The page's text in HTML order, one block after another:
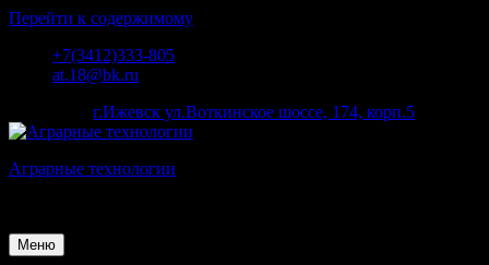
Перейти к содержимому
+7(3412)333-805
at.18@bk.ru
г.Ижевск ул.Воткинское шоссе, 174, корп.5
Аграрные технологии
Меню